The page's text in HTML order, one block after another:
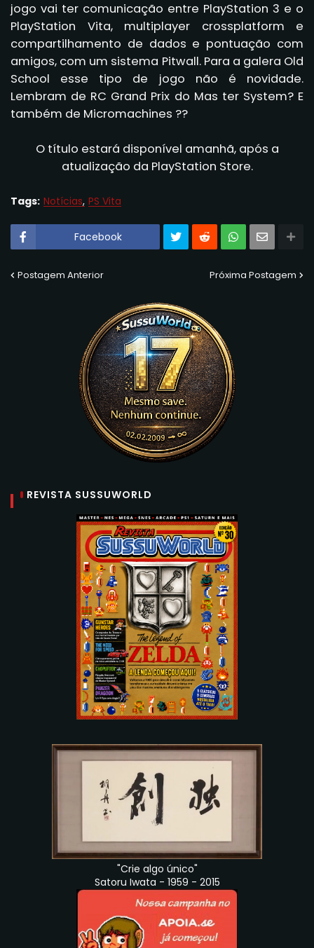
jogo vai ter comunicação entre PlayStation 3 e o
PlayStation Vita, multiplayer crossplatform e
compartilhamento de dados e pontuação com
amigos, com um sistema Pitwall. Para a galera Old
School esse tipo de jogo não é novidade.
Lembram de RC Grand Prix do Mas ter System? E
também de Micromachines ??
O título estará disponível amanhã, após a
atualização da PlayStation Store.
Tags: Notícias PS Vita
Facebook
Postagem Anterior Próxima Postagem
REVISTA SUSSUWORLD
"Crie algo único"
Satoru Iwata - 1959 - 2015